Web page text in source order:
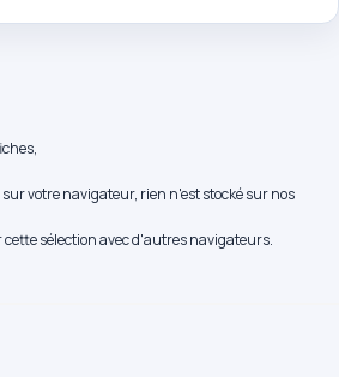
votre navigateur, rien n'est stocké sur nos
sélection avec d'autres navigateurs.